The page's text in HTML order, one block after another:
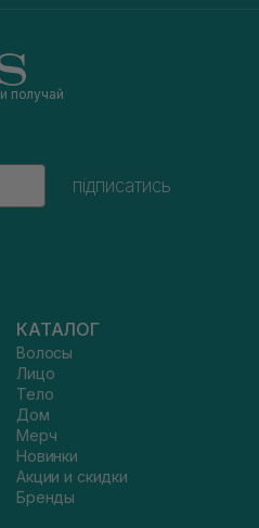
и получай
підписатись
КАТАЛОГ
Волосы
Лицо
Тело
Дом
Мерч
Новинки
Акции и скидки
Бренды